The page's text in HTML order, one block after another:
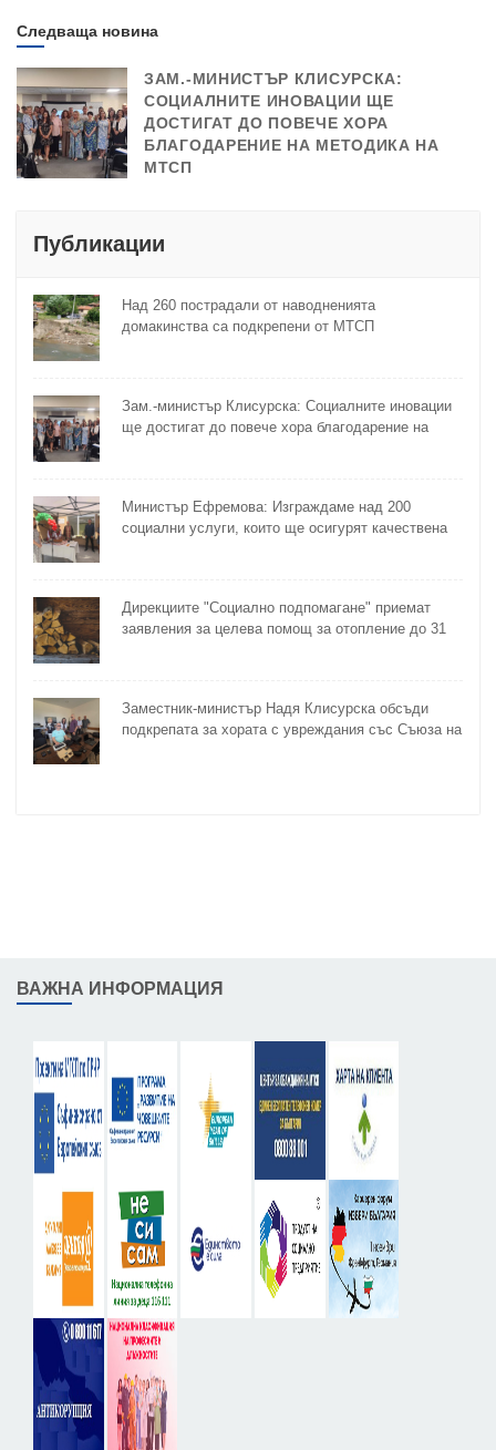
Следваща новина
ЗАМ.-МИНИСТЪР КЛИСУРСКА:
СОЦИАЛНИТЕ ИНОВАЦИИ ЩЕ
ДОСТИГАТ ДО ПОВЕЧЕ ХОРА
БЛАГОДАРЕНИЕ НА МЕТОДИКА НА
МТСП
Публикации
Над 260 пострадали от наводненията
домакинства са подкрепени от МТСП
Зам.-министър Клисурска: Социалните иновации
ще достигат до повече хора благодарение на
Министър Ефремова: Изграждаме над 200
социални услуги, които ще осигурят качествена
Дирекциите "Социално подпомагане" приемат
заявления за целева помощ за отопление до 31
Заместник-министър Надя Клисурска обсъди
подкрепата за хората с увреждания със Съюза на
ВАЖНА ИНФОРМАЦИЯ